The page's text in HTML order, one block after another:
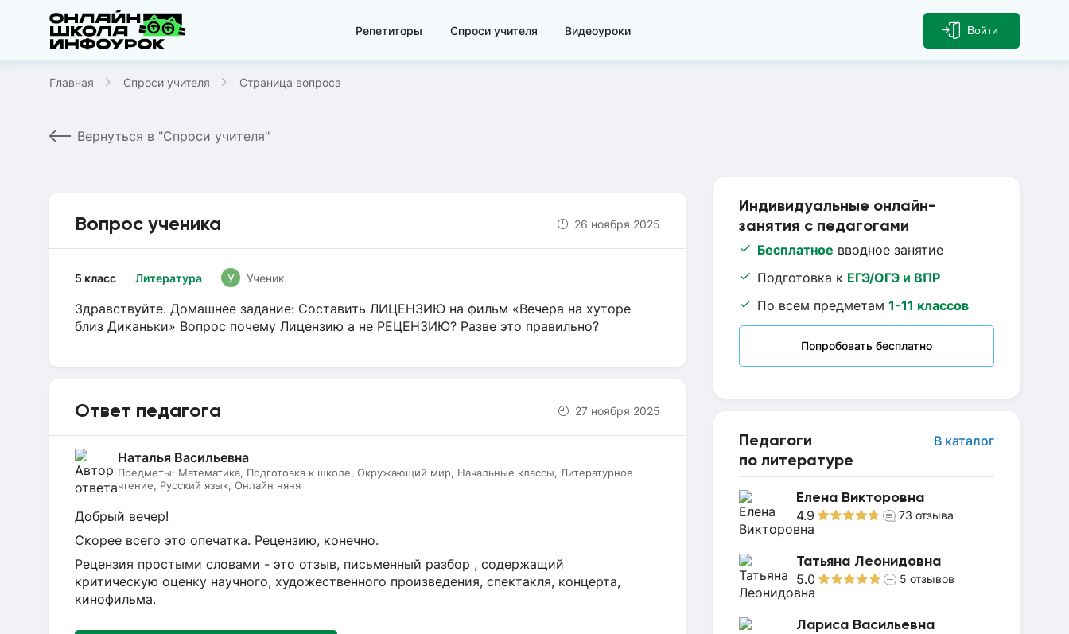
Репетиторы Спроси учителя Видеоуроки Войти
Главная Спроси учителя Страница вопроса
Вернуться в "Спроси учителя"
Индивидуальные онлайн-
занятия с педагогами
Бесплатное вводное занятие
Подготовка к ЕГЭ/ОГЭ и ВПР
По всем предметам 1-11 классов
Попробовать бесплатно
Педагоги
по литературе
В каталог
Елена Викторовна
4.9 73 отзыва
Татьяна Леонидовна
5.0 5 отзывов
Лариса Васильевна
Вопрос ученика 26 ноября 2025
Литература
5 класс У Ученик
Здравствуйте. Домашнее задание: Составить ЛИЦЕНЗИЮ на фильм «Вечера на хуторе
близ Диканьки» Вопрос почему Лицензию а не РЕЦЕНЗИЮ? Разве это правильно?
Ответ педагога 27 ноября 2025
Наталья Васильевна
Предметы: Математика, Подготовка к школе, Окружающий мир, Начальные классы, Литературное
чтение, Русский язык, Онлайн няня
Добрый вечер!
Скорее всего это опечатка. Рецензию, конечно.
Рецензия простыми словами - это отзыв, письменный разбор , содержащий
критическую оценку научного, художественного произведения, спектакля, концерта,
кинофильма.